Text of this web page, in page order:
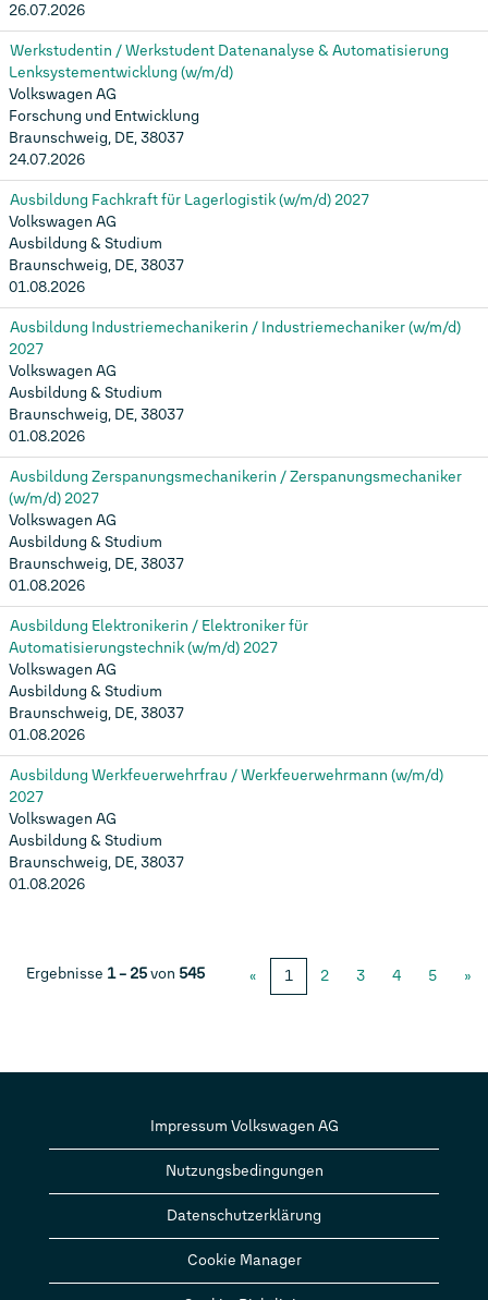
26.07.2026
Werkstudentin / Werkstudent Datenanalyse & Automatisierung
Lenksystementwicklung (w/m/d)
Volkswagen AG
Forschung und Entwicklung
Braunschweig, DE, 38037
24.07.2026
Ausbildung Fachkraft für Lagerlogistik (w/m/d) 2027
Volkswagen AG
Ausbildung & Studium
Braunschweig, DE, 38037
01.08.2026
Ausbildung Industriemechanikerin / Industriemechaniker (w/m/d)
2027
Volkswagen AG
Ausbildung & Studium
Braunschweig, DE, 38037
01.08.2026
Ausbildung Zerspanungsmechanikerin / Zerspanungsmechaniker
(w/m/d) 2027
Volkswagen AG
Ausbildung & Studium
Braunschweig, DE, 38037
01.08.2026
Ausbildung Elektronikerin / Elektroniker für
Automatisierungstechnik (w/m/d) 2027
Volkswagen AG
Ausbildung & Studium
Braunschweig, DE, 38037
01.08.2026
Ausbildung Werkfeuerwehrfrau / Werkfeuerwehrmann (w/m/d)
2027
Volkswagen AG
Ausbildung & Studium
Braunschweig, DE, 38037
01.08.2026
Ergebnisse 1 – 25von 545 « 1 2 3 4 5 »
Impressum Volkswagen AG
Nutzungsbedingungen
Datenschutzerklärung
Cookie Manager